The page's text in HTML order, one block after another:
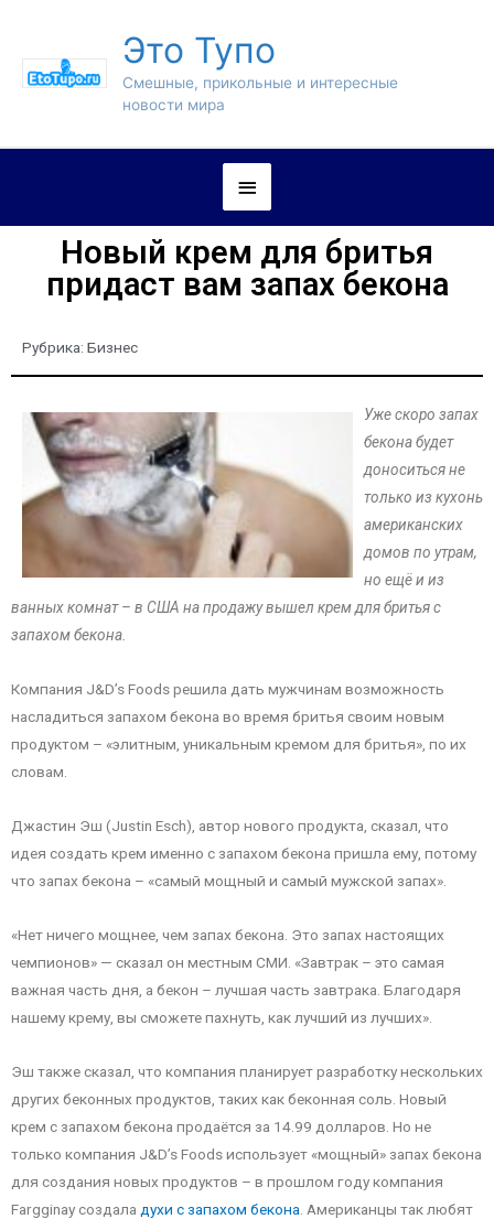
Это Тупо
Смешные, прикольные и интересные
новости мира
Новый крем для бритья
придаст вам запах бекона
Рубрика: Бизнес
Уже скоро запах
бекона будет
доноситься не
только из кухонь
американских
домов по утрам,
но ещё и из
ванных комнат – в США на продажу вышел крем для бритья с
запахом бекона.
Компания J&D’s Foods решила дать мужчинам возможность
насладиться запахом бекона во время бритья своим новым
продуктом – «элитным, уникальным кремом для бритья», по их
словам.
Джастин Эш (Justin Esch), автор нового продукта, сказал, что
идея создать крем именно с запахом бекона пришла ему, потому
что запах бекона – «самый мощный и самый мужской запах».
«Нет ничего мощнее, чем запах бекона. Это запах настоящих
чемпионов» — сказал он местным СМИ. «Завтрак – это самая
важная часть дня, а бекон – лучшая часть завтрака. Благодаря
нашему крему, вы сможете пахнуть, как лучший из лучших».
Эш также сказал, что компания планирует разработку нескольких
других беконных продуктов, таких как беконная соль. Новый
крем с запахом бекона продаётся за 14.99 долларов. Но не
только компания J&D’s Foods использует «мощный» запах бекона
для создания новых продуктов – в прошлом году компания
Fargginay создала духи с запахом бекона . Американцы так любят